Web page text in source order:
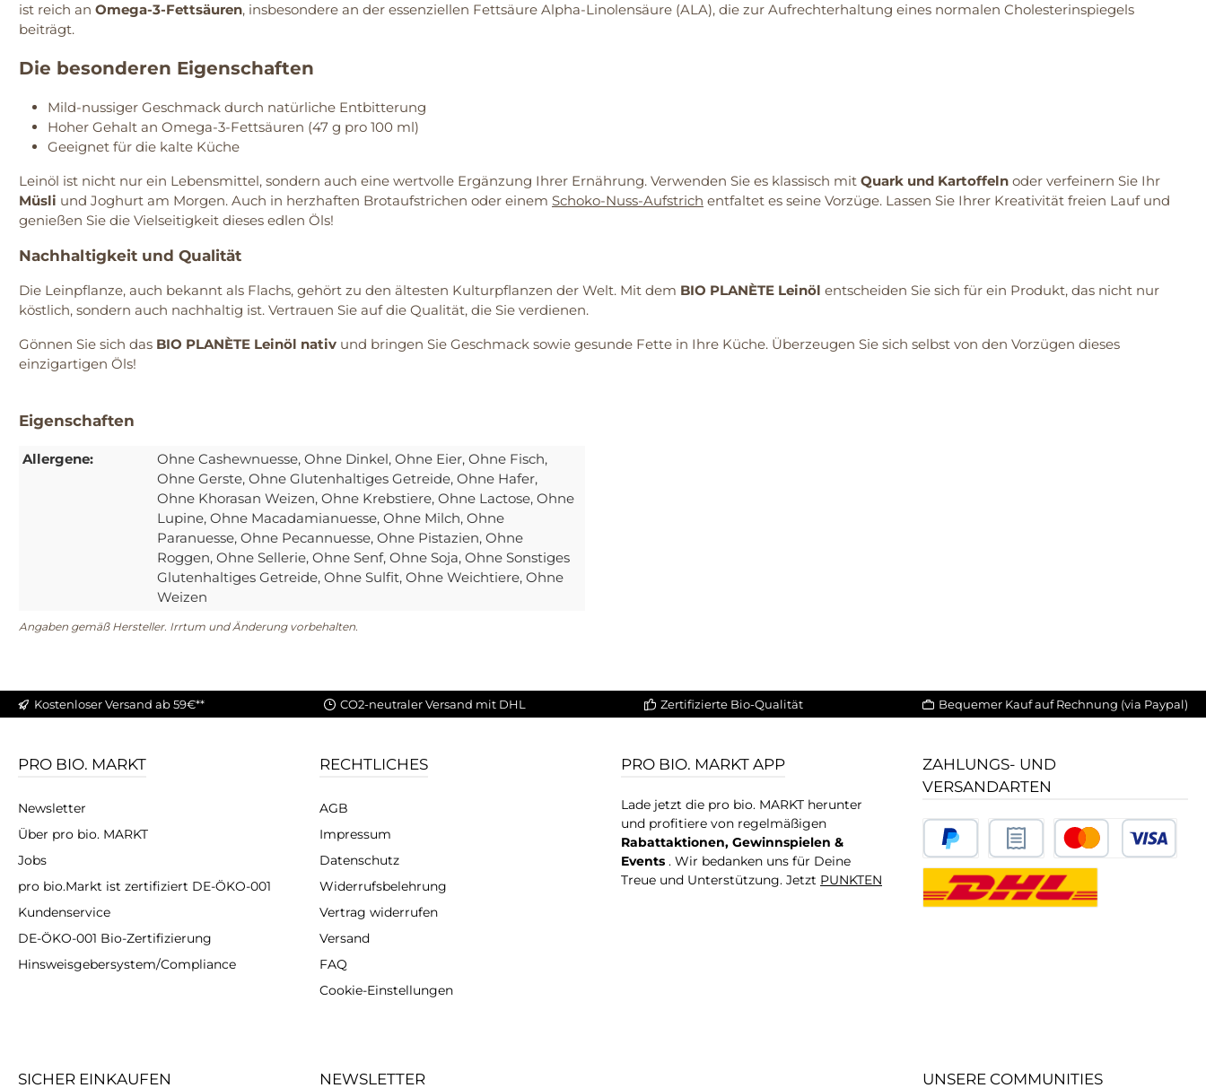
ist reich an Omega-3-Fettsäuren, insbesondere an der essenziellen Fettsäure Alpha-Linolensäure (ALA), die zur Aufrechterhaltung eines normalen Cholesterinspiegels
beiträgt.
Die besonderen Eigenschaften
Mild-nussiger Geschmack durch natürliche Entbitterung
Hoher Gehalt an Omega-3-Fettsäuren (47 g pro 100 ml)
Geeignet für die kalte Küche
Leinöl ist nicht nur ein Lebensmittel, sondern auch eine wertvolle Ergänzung Ihrer Ernährung. Verwenden Sie es klassisch mit Quark und Kartoffeln oder verfeinern Sie Ihr
Müsli und Joghurt am Morgen. Auch in herzhaften Brotaufstrichen oder einem Schoko-Nuss-Aufstrich entfaltet es seine Vorzüge. Lassen Sie Ihrer Kreativität freien Lauf und
genießen Sie die Vielseitigkeit dieses edlen Öls!
Nachhaltigkeit und Qualität
Die Leinpflanze, auch bekannt als Flachs, gehört zu den ältesten Kulturpflanzen der Welt. Mit dem BIO PLANÈTE Leinöl entscheiden Sie sich für ein Produkt, das nicht nur
köstlich, sondern auch nachhaltig ist. Vertrauen Sie auf die Qualität, die Sie verdienen.
Gönnen Sie sich das BIO PLANÈTE Leinöl nativ und bringen Sie Geschmack sowie gesunde Fette in Ihre Küche. Überzeugen Sie sich selbst von den Vorzügen dieses
einzigartigen Öls!
Eigenschaften
Allergene: Ohne Cashewnuesse, Ohne Dinkel, Ohne Eier, Ohne Fisch,
Ohne Gerste, Ohne Glutenhaltiges Getreide, Ohne Hafer,
Ohne Khorasan Weizen, Ohne Krebstiere, Ohne Lactose, Ohne
Lupine, Ohne Macadamianuesse, Ohne Milch, Ohne
Paranuesse, Ohne Pecannuesse, Ohne Pistazien, Ohne
Roggen, Ohne Sellerie, Ohne Senf, Ohne Soja, Ohne Sonstiges
Glutenhaltiges Getreide, Ohne Sulfit, Ohne Weichtiere, Ohne
Weizen
Angaben gemäß Hersteller. Irrtum und Änderung vorbehalten.
Kostenloser Versand ab 59€** CO2-neutraler Versand mit DHL Zertifizierte Bio-Qualität Bequemer Kauf auf Rechnung (via Paypal)
PRO BIO. MARKT
Newsletter
Über pro bio. MARKT
Jobs
pro bio.Markt ist zertifiziert DE-ÖKO-001
Kundenservice
DE-ÖKO-001 Bio-Zertifizierung
Hinsweisgebersystem/Compliance
RECHTLICHES
AGB
Impressum
Datenschutz
Widerrufsbelehrung
Vertrag widerrufen
Versand
FAQ
Cookie-Einstellungen
PRO BIO. MARKT APP
Lade jetzt die pro bio. MARKT herunter
und profitiere von regelmäßigen
Rabattaktionen, Gewinnspielen &
Events . Wir bedanken uns für Deine
Treue und Unterstützung. Jetzt PUNKTEN
ZAHLUNGS- UND
VERSANDARTEN
SICHER EINKAUFEN NEWSLETTER UNSERE COMMUNITIES